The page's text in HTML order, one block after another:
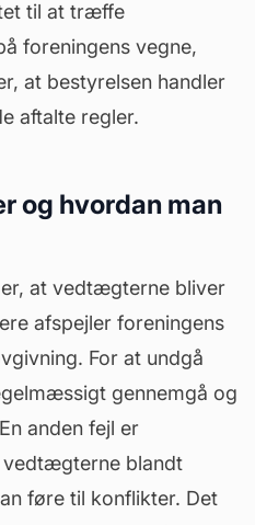
til at træffe
foreningens vegne,
at bestyrelsen handler
aftalte regler.
og hvordan man
at vedtægterne bliver
afspejler foreningens
For at undgå
gennemgå og
anden fejl er
vedtægterne blandt
føre til konflikter. Det